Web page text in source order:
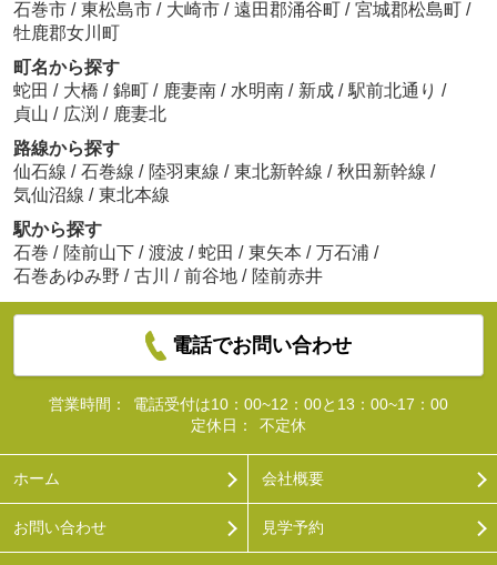
石巻市 / 東松島市 / 大崎市 / 遠田郡涌谷町 / 宮城郡松島町 /
牡鹿郡女川町
町名から探す
蛇田 / 大橋 / 錦町 / 鹿妻南 / 水明南 / 新成 / 駅前北通り /
貞山 / 広渕 / 鹿妻北
路線から探す
仙石線 / 石巻線 / 陸羽東線 / 東北新幹線 / 秋田新幹線 /
気仙沼線 / 東北本線
駅から探す
石巻 / 陸前山下 / 渡波 / 蛇田 / 東矢本 / 万石浦 /
石巻あゆみ野 / 古川 / 前谷地 / 陸前赤井
電話でお問い合わせ
営業時間：
電話受付は10：00~12：00と13：00~17：00
定休日：
不定休
ホーム 会社概要
お問い合わせ 見学予約